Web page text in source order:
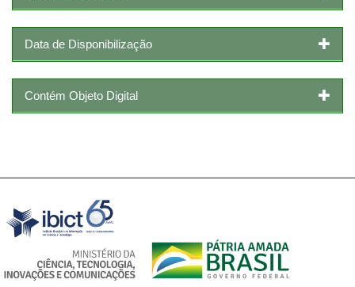
Data de Disponibilização
Contém Objeto Digital